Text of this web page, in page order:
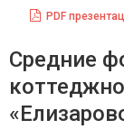
PDF
Средние